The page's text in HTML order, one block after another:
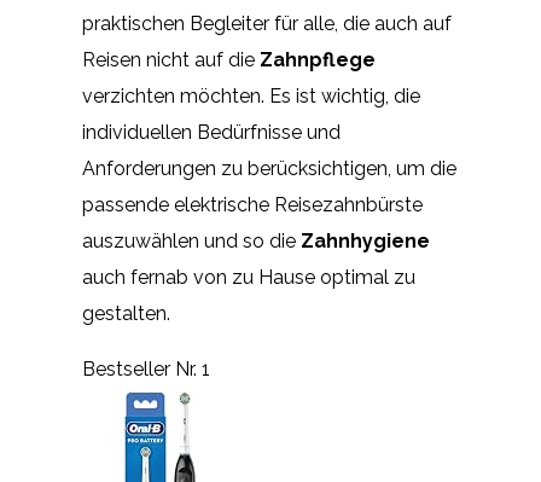
praktischen Begleiter für alle, die auch auf
Reisen nicht auf die Zahnpflege
verzichten möchten. Es ist wichtig, die
individuellen Bedürfnisse und
Anforderungen zu berücksichtigen, um die
passende elektrische Reisezahnbürste
auszuwählen und so die Zahnhygiene
auch fernab von zu Hause optimal zu
gestalten.
Bestseller Nr. 1